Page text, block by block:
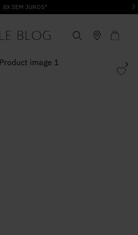
8X SEM JUROS*